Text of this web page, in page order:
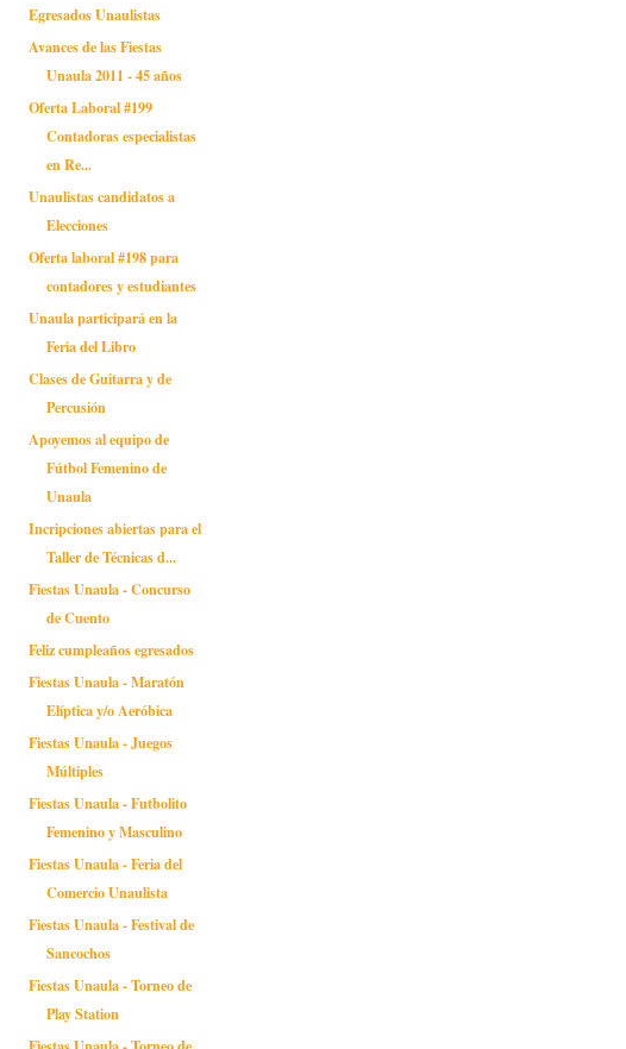
Egresados Unaulistas
Avances de las Fiestas
Unaula 2011 - 45 años
Oferta Laboral #199
Contadoras especialistas
en Re...
Unaulistas candidatos a
Elecciones
Oferta laboral #198 para
contadores y estudiantes
Unaula participará en la
Feria del Libro
Clases de Guitarra y de
Percusión
Apoyemos al equipo de
Fútbol Femenino de
Unaula
Incripciones abiertas para el
Taller de Técnicas d...
Fiestas Unaula - Concurso
de Cuento
Feliz cumpleaños egresados
Fiestas Unaula - Maratón
Elíptica y/o Aeróbica
Fiestas Unaula - Juegos
Múltiples
Fiestas Unaula - Futbolito
Femenino y Masculino
Fiestas Unaula - Feria del
Comercio Unaulista
Fiestas Unaula - Festival de
Sancochos
Fiestas Unaula - Torneo de
Play Station